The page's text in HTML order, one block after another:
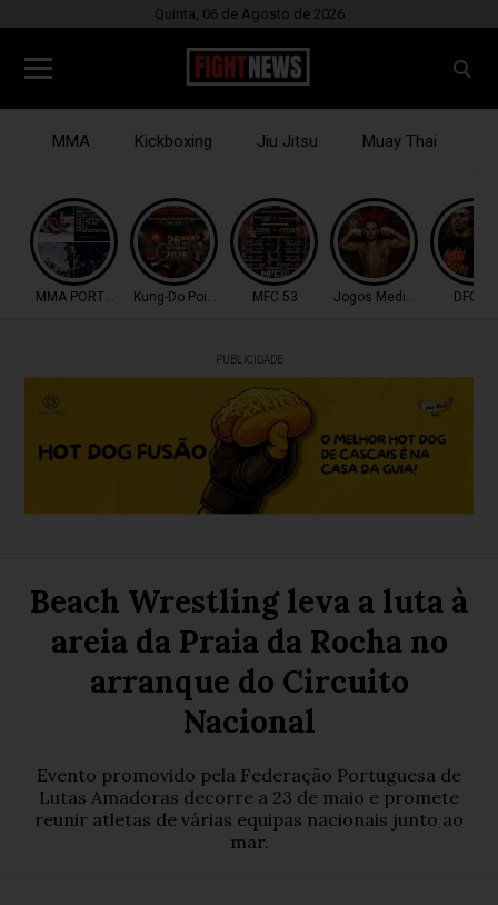
Quinta, 06 de Agosto de 2026
MMA Kickboxing Jiu Jitsu Muay Thai
MMA PORTUGALKung-Do Point CombatMFC 53 Jogos MediterrâneoDFC 51
PUBLICIDADE
Beach Wrestling leva a luta à
areia da Praia da Rocha no
arranque do Circuito
Nacional
Evento promovido pela Federação Portuguesa de
Lutas Amadoras decorre a 23 de maio e promete
reunir atletas de várias equipas nacionais junto ao
mar.